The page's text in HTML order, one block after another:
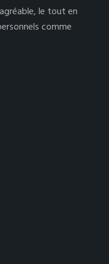
le tout en
comme